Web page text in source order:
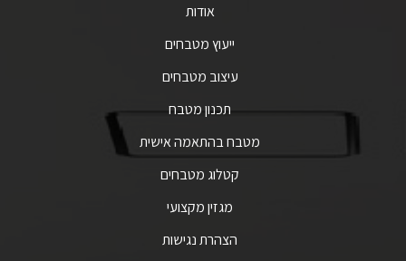
אודות
ייעוץ מטבחים
עיצוב מטבחים
תכנון מטבח
מטבח בהתאמה אישית
קטלוג מטבחים
מגזין מקצועי
הצהרת נגישות